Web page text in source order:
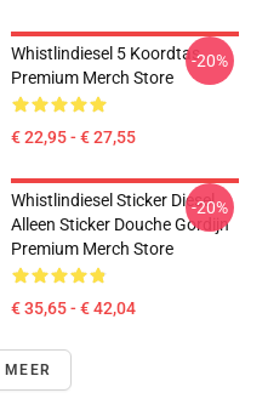
Whistlindiesel 5 Koordtas
Premium Merch Store
€ 22,95 - € 27,55
-20%
Whistlindiesel Sticker Diesel
Alleen Sticker Douche Gordijn
Premium Merch Store
€ 35,65 - € 42,04
-20%
MEER